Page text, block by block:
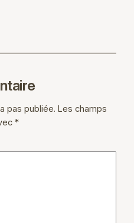
pas publiée. Les champs
*